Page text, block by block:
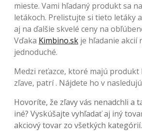
mieste. Vami hľadaný produkt sa
letákoch. Prelistujte si tieto letáky
aj na ďalšie skvelé ceny na
Vďaka Kimbino.sk je hľadanie akcií
jednoduché.
Medzi reťazce, ktoré majú produkt
zľave, patrí . Nájdete ho v
Hovoríte, že zľavy vás nenadchli a
iné? Vyskúšajte vyhľadať aj iný
akciový tovar zo všetkých